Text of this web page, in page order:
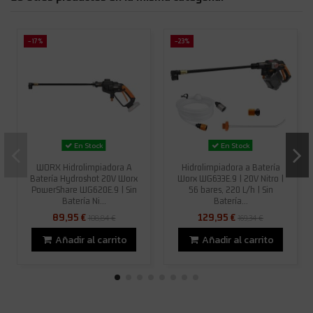
-17%
En Stock
WORX Hidrolimpiadora A
Batería Hydroshot 20V Worx
PowerShare WG620E.9 | Sin
Batería Ni...
89,95 €108,84 €
Añadir al carrito
-23%
En Stock
Hidrolimpiadora a Batería
Worx WG633E.9 | 20V Nitro |
56 bares, 220 L/h | Sin
Batería...
129,95 €169,34 €
Añadir al carrito